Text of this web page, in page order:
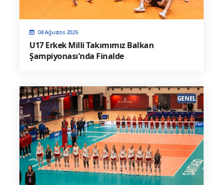
08 Ağustos 2026
U17 Erkek Milli Takımımız Balkan
Şampiyonası'nda Finalde
GENEL